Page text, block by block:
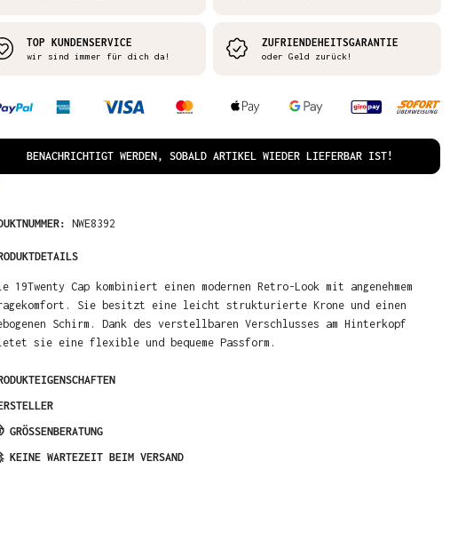
TOP KUNDENSERVICE
wir sind immer für dich da!
ZUFRIENDEHEITSGARANTIE
oder Geld zurück!
BENACHRICHTIGT WERDEN, SOBALD ARTIKEL WIEDER LIEFERBAR IST!
NWE8392
19Twenty Cap kombiniert einen modernen Retro-Look mit angenehmem
Sie besitzt eine leicht strukturierte Krone und einen
Schirm. Dank des verstellbaren Verschlusses am Hinterkopf
sie eine flexible und bequeme Passform.
GRÖSSENBERATUNG
KEINE WARTEZEIT BEIM VERSAND